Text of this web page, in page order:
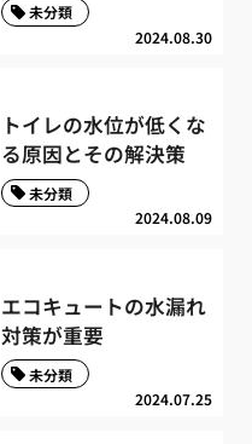
2024.08.30
未分類
トイレの水位が低くな
る原因とその解決策
2024.08.09
未分類
エコキュートの水漏れ
対策が重要
2024.07.25
未分類